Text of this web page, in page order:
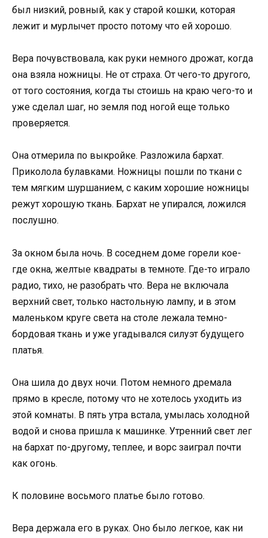
был низкий, ровный, как у старой кошки, которая
лежит и мурлычет просто потому что ей хорошо.
Вера почувствовала, как руки немного дрожат, когда
она взяла ножницы. Не от страха. От чего-то другого,
от того состояния, когда ты стоишь на краю чего-то и
уже сделал шаг, но земля под ногой еще только
проверяется.
Она отмерила по выкройке. Разложила бархат.
Приколола булавками. Ножницы пошли по ткани с
тем мягким шуршанием, с каким хорошие ножницы
режут хорошую ткань. Бархат не упирался, ложился
послушно.
За окном была ночь. В соседнем доме горели кое-
где окна, желтые квадраты в темноте. Где-то играло
радио, тихо, не разобрать что. Вера не включала
верхний свет, только настольную лампу, и в этом
маленьком круге света на столе лежала темно-
бордовая ткань и уже угадывался силуэт будущего
платья.
Она шила до двух ночи. Потом немного дремала
прямо в кресле, потому что не хотелось уходить из
этой комнаты. В пять утра встала, умылась холодной
водой и снова пришла к машинке. Утренний свет лег
на бархат по-другому, теплее, и ворс заиграл почти
как огонь.
К половине восьмого платье было готово.
Вера держала его в руках. Оно было легкое, как ни